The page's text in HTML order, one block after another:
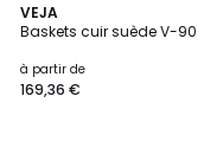
VEJA
Baskets cuir suède V-90
Prix
à
à partir de
169,36 €
5
/